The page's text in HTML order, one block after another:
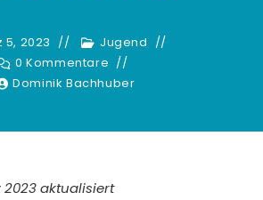
5, 2023
Jugend
0 Kommentare
Dominik Bachhuber
2023 aktualisiert